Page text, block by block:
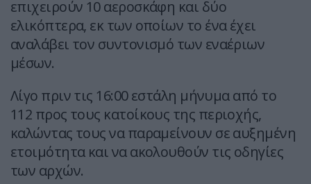
επιχειρούν 10 αεροσκάφη και δύο
ελικόπτερα, εκ των οποίων το ένα έχει
αναλάβει τον συντονισμό των εναέριων
μέσων.
Λίγο πριν τις 16:00 εστάλη μήνυμα από το
112 προς τους κατοίκους της περιοχής,
καλώντας τους να παραμείνουν σε αυξημένη
ετοιμότητα και να ακολουθούν τις οδηγίες
των αρχών.